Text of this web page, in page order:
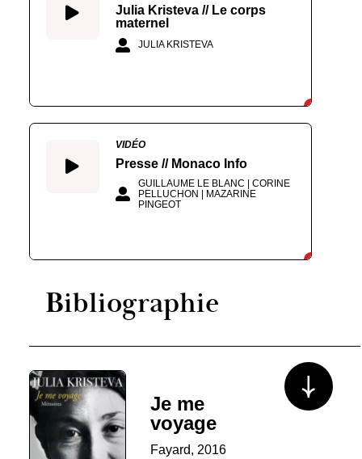
Julia Kristeva // Le corps
maternel
JULIA KRISTEVA
VIDÉO
Presse // Monaco Info
GUILLAUME LE BLANC | CORINE
PELLUCHON | MAZARINE
PINGEOT
Bibliographie
Je me
voyage
Fayard, 2016
Voir plus/